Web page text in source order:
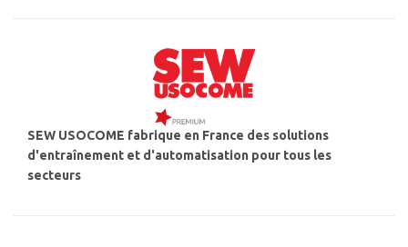
SEW USOCOME fabrique en France des solutions
d'entraînement et d'automatisation pour tous les
secteurs